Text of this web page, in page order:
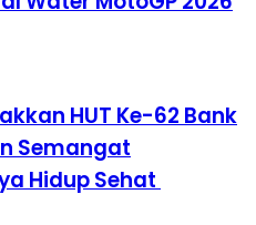
HUT Ke-62 Bank
Semangat
Hidup Sehat